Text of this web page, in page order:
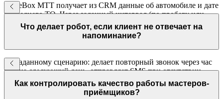
VoiceBox МТТ получает из CRM данные об автомобиле и дате
последнего ТО. Через заданный интервал (по пробегу или
календарному сроку) автоматически звонит клиенту с
предложением записаться.
Что делает робот, если клиент не отвечает на
напоминание?
По заданному сценарию: делает повторный звонок через час
или на следующий день, отправляет SMS при отсутствии
ответа. Все попытки контакта фиксируются в CRM.
Как контролировать качество работы мастеров-
приёмщиков?